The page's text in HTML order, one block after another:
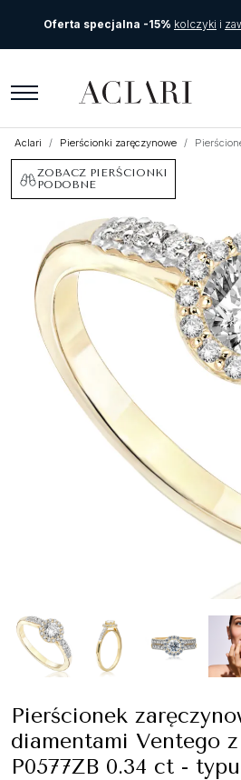
Oferta specjalna -15% kolczyki i
Aclari Pierścionki zaręczynowe
ZOBACZ PIERŚCIONKI
PODOBNE
Pierścionek
diamentami Ventego z
P0577ZB 0.34 ct -